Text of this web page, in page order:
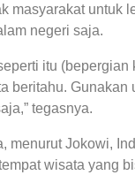
masyarakat untuk
negeri saja.
itu (bepergian
beritahu. Gunakan
tegasnya.
menurut Jokowi,
wisata yang